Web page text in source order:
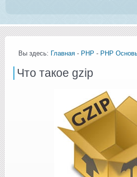
Вы здесь: Главная - PHP - PHP
Что такое gzip